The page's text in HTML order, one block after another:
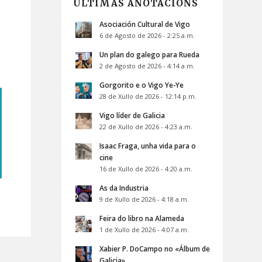
ÚLTIMAS ANOTACIÓNS
Asociación Cultural de Vigo
6 de Agosto de 2026 - 2:25 a.m.
Un plan do galego para Rueda
2 de Agosto de 2026 - 4:14 a.m.
Gorgorito e o Vigo Ye-Ye
28 de Xullo de 2026 - 12:14 p.m.
Vigo líder de Galicia
22 de Xullo de 2026 - 4:23 a.m.
Isaac Fraga, unha vida para o
cine
16 de Xullo de 2026 - 4:20 a.m.
As da Industria
9 de Xullo de 2026 - 4:18 a.m.
Feira do libro na Alameda
1 de Xullo de 2026 - 4:07 a.m.
Xabier P. DoCampo no «Álbum de